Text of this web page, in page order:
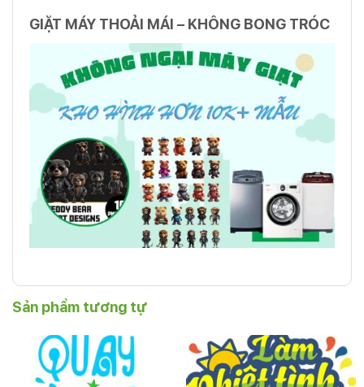
GIẶT MÁY THOẢI MÁI – KHÔNG BONG TRÓC
Sản phẩm tương tự